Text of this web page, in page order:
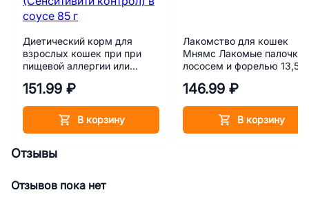
Диетический корм для
взрослых кошек при при
пищевой аллергии или
Royal Canin Sensitivity
контрол) в соусе 85 г
151.99 ₽
В корзину
Лакомство для кошек
Мнямс Лакомые палочки
лососем и форелью 13,5
146.99 ₽
В корзину
Отзывы
Отзывов пока нет